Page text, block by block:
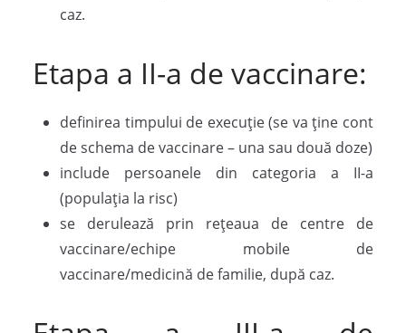
caz.
Etapa a II-a de vaccinare:
definirea timpului de execuție (se va ține cont
de schema de vaccinare – una sau două doze)
include persoanele din categoria a II-a
(populația la risc)
se derulează prin rețeaua de centre de
vaccinare/echipe mobile de
vaccinare/medicină de familie, după caz.